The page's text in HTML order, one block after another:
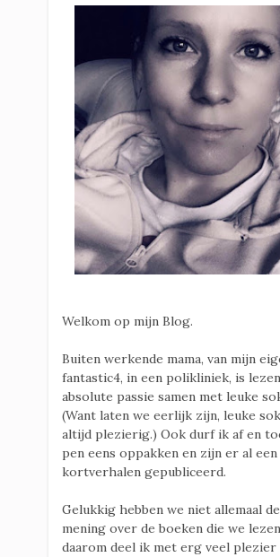
Welkom op mijn Blog.
Buiten werkende mama, van mijn
fantastic4, in een polikliniek, is
absolute passie samen met leuke
(Want laten we eerlijk zijn, leuke
altijd plezierig.) Ook durf ik af en
pen eens oppakken en zijn er al
kortverhalen gepubliceerd.
Gelukkig hebben we niet allemaal
mening over de boeken die we
daarom deel ik met erg veel plezier